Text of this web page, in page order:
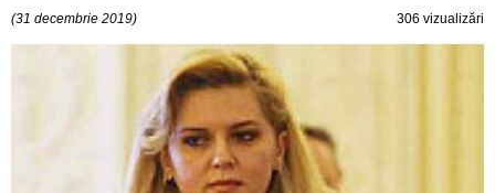
(31 decembrie 2019) 306 vizualizări